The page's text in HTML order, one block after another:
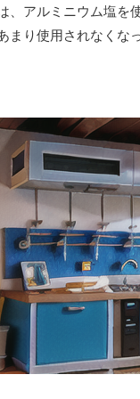
アルミニウム塩
り使用されなくな